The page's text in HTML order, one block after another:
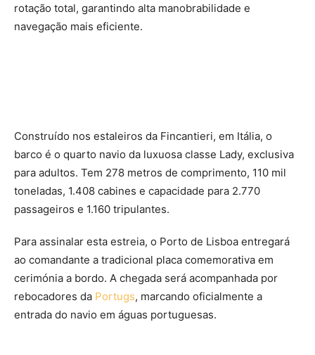
rotação total, garantindo alta manobrabilidade e
navegação mais eficiente.
Construído nos estaleiros da Fincantieri, em Itália, o
barco é o quarto navio da luxuosa classe Lady, exclusiva
para adultos. Tem 278 metros de comprimento, 110 mil
toneladas, 1.408 cabines e capacidade para 2.770
passageiros e 1.160 tripulantes.
Para assinalar esta estreia, o Porto de Lisboa entregará
ao comandante a tradicional placa comemorativa em
cerimónia a bordo. A chegada será acompanhada por
rebocadores da Portugs, marcando oficialmente a
entrada do navio em águas portuguesas.